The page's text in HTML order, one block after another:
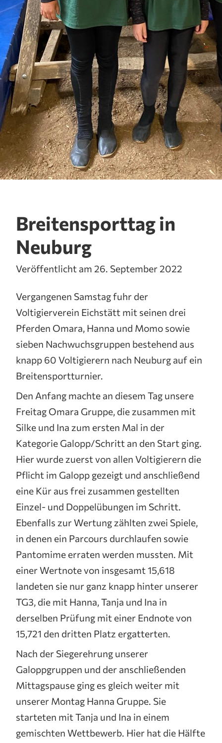
Breitensporttag in
Neuburg
Veröffentlicht am 26. September 2022
Vergangenen Samstag fuhr der
Voltigierverein Eichstätt mit seinen drei
Pferden Omara, Hanna und Momo sowie
sieben Nachwuchsgruppen bestehend aus
knapp 60 Voltigierern nach Neuburg auf ein
Breitensportturnier.
Den Anfang machte an diesem Tag unsere
Freitag Omara Gruppe, die zusammen mit
Silke und Ina zum ersten Mal in der
Kategorie Galopp/Schritt an den Start ging.
Hier wurde zuerst von allen Voltigierern die
Pflicht im Galopp gezeigt und anschließend
eine Kür aus frei zusammen gestellten
Einzel- und Doppelübungen im Schritt.
Ebenfalls zur Wertung zählten zwei Spiele,
in denen ein Parcours durchlaufen sowie
Pantomime erraten werden mussten. Mit
einer Wertnote von insgesamt 15,618
landeten sie nur ganz knapp hinter unserer
TG3, die mit Hanna, Tanja und Ina in
derselben Prüfung mit einer Endnote von
15,721 den dritten Platz ergatterten.
Nach der Siegerehrung unserer
Galoppgruppen und der anschließenden
Mittagspause ging es gleich weiter mit
unserer Montag Hanna Gruppe. Sie
starteten mit Tanja und Ina in einem
gemischten Wettbewerb. Hier hat die Hälfte